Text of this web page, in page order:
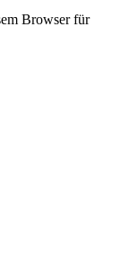
Browser für